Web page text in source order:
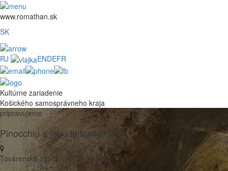
www.romathan.sk
SK
RJ ENDEFR
Kultúrne zariadenie
Košického samosprávneho kraja
pripravujeme
Pinocchio a jeho tajuplný svet
Továrenská 309/3, 040 01 Košice